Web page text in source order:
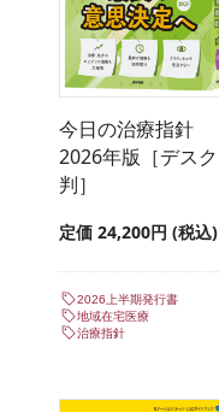
今日の治療指針
2026年版［デスク
判］
定価 24,200円 (税込)
2026上半期発行書
地域在宅医療
治療指針